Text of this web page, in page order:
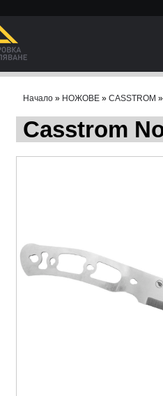
Начало» НОЖОВЕ» CASSTROM
Casstrom